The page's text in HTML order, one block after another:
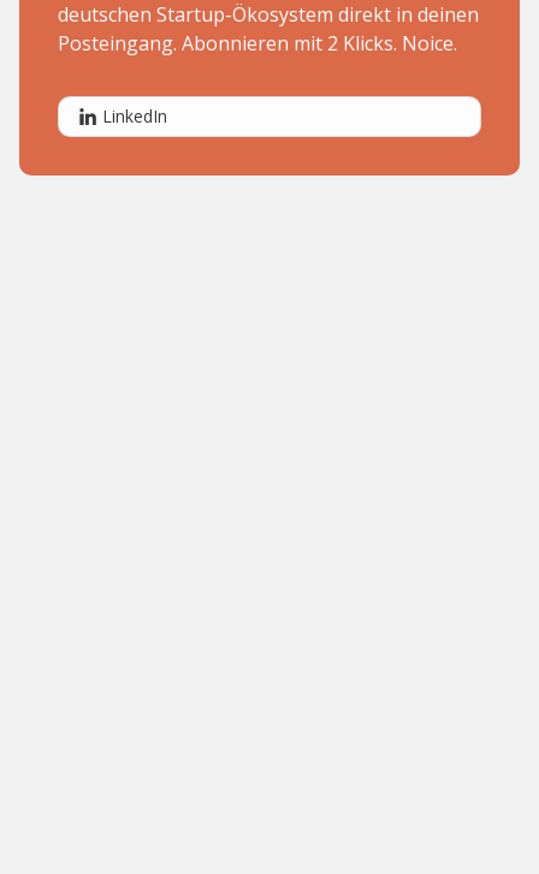
deutschen Startup-Ökosystem direkt in deinen
Posteingang. Abonnieren mit 2 Klicks. Noice.
LinkedIn